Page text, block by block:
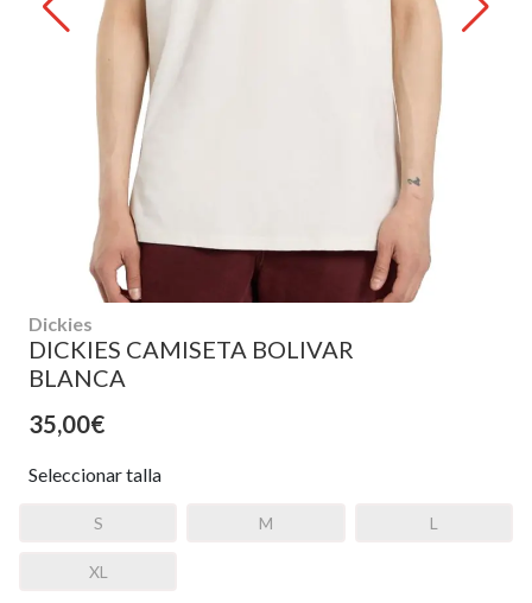
Dickies
DICKIES CAMISETA BOLIVAR
BLANCA
35,00€
Seleccionar talla
S M L
XL